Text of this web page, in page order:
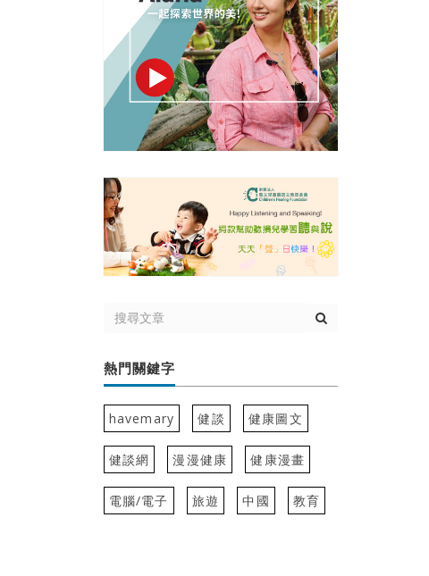
熱門關鍵字
havemary 健談 健康圖文
健談網 漫漫健康 健康漫畫
電腦/電子 旅遊 中國 教育